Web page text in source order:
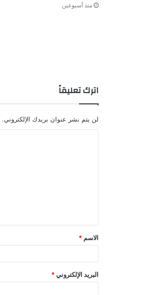
منذ أسبوعين
اترك تعليقاً
لن يتم نشر عنوان بريدك الإلكتروني.
الاسم *
البريد الإلكتروني *